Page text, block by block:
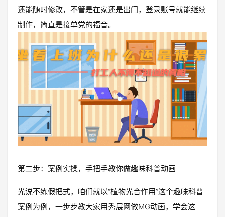
还能随时修改，不管是在家还是出门，登录账号就能继续
制作，简直是接单党的福音。
第二步：案例实操，手把手教你做趣味科普动画
光说不练假把式，咱们就以“植物光合作用”这个趣味科普
案例为例，一步步教大家用秀展网做MG动画，学会这